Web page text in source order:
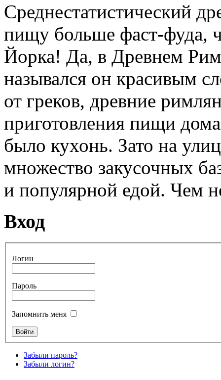
Среднестатистический
пищу больше фаст-фуда,
Йорка! Да, в Древнем
назывался он красивым
от греков, древние
приготовления пищи
было кухонь. Зато на
множество закусочных
и популярной едой. Чем
Вход
Логин
Пароль
Запомнить меня
Забыли пароль?
Забыли логин?